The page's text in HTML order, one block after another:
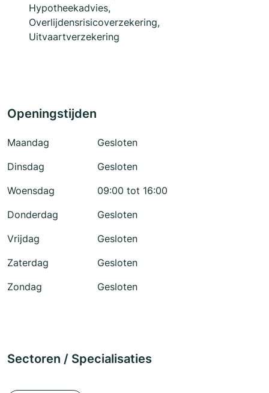
Hypotheekadvies,
Overlijdensrisicoverzekering,
Uitvaartverzekering
Openingstijden
Maandag
Gesloten
Dinsdag
Gesloten
Woensdag
09:00 tot 16:00
Donderdag
Gesloten
Vrijdag
Gesloten
Zaterdag
Gesloten
Zondag
Gesloten
Sectoren / Specialisaties